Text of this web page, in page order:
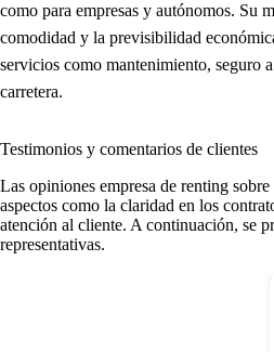
como para empresas y autónomos. Su
comodidad y la previsibilidad
servicios como mantenimiento, seguro
carretera.
Testimonios y comentarios de clientes
Las opiniones empresa de renting sobre
aspectos como la claridad en los
atención al cliente. A continuación, se
representativas.